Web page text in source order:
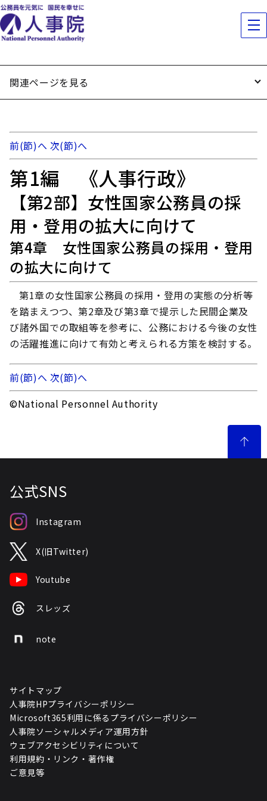
関連ページを見る
前(節)へ 次(節)へ
第1編 《人事行政》
【第2部】女性国家公務員の採
用・登用の拡大に向けて
第4章 女性国家公務員の採用・登用
の拡大に向けて
第1章の女性国家公務員の採用・登用の実態の分析等
を踏まえつつ、第2章及び第3章で提示した民間企業及
び諸外国での取組等を参考に、公務における今後の女性
の活躍推進に向けて有効と考えられる方策を検討する。
前(節)へ 次(節)へ
©National Personnel Authority
公式SNS
Instagram
X(旧Twitter)
Youtube
スレッズ
note
サイトマップ
人事院HPプライバシーポリシー
Microsoft365利用に係るプライバシーポリシー
人事院ソーシャルメディア運用方針
ウェブアクセシビリティについて
利用規約・リンク・著作権
ご意見等